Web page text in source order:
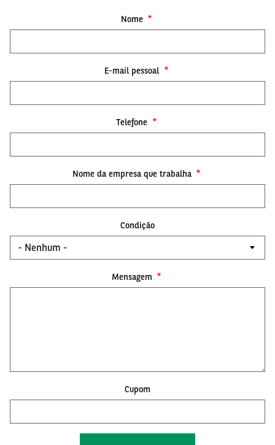
Nome
E-mail pessoal
Telefone
Nome da empresa que trabalha
Condição
Mensagem
Cupom